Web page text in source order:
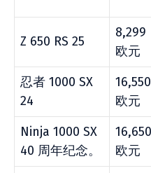
Z 650 RS 25
8,299
欧元
忍者 1000 SX
24
16,550
欧元
Ninja 1000 SX
40 周年纪念。
16,650
欧元